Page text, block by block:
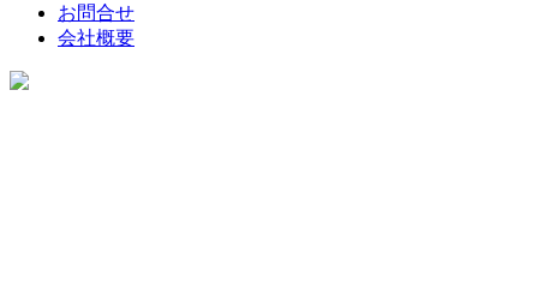
お問合せ
会社概要